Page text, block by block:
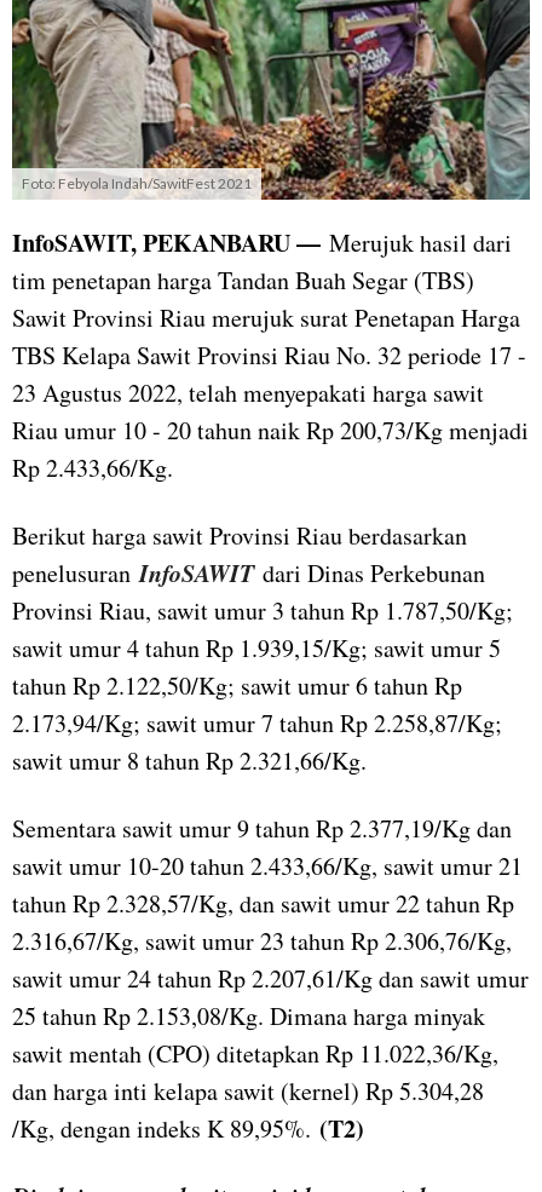
Foto: Febyola Indah/SawitFest 2021
InfoSAWIT, PEKANBARU — Merujuk hasil dari
tim penetapan harga Tandan Buah Segar (TBS)
Sawit Provinsi Riau merujuk surat Penetapan Harga
TBS Kelapa Sawit Provinsi Riau No. 32 periode 17 -
23 Agustus 2022, telah menyepakati harga sawit
Riau umur 10 - 20 tahun naik Rp 200,73/Kg menjadi
Rp 2.433,66/Kg.
Berikut harga sawit Provinsi Riau berdasarkan
penelusuranInfoSAWITdari Dinas Perkebunan
Provinsi Riau, sawit umur 3 tahun Rp 1.787,50/Kg;
sawit umur 4 tahun Rp 1.939,15/Kg; sawit umur 5
tahun Rp 2.122,50/Kg; sawit umur 6 tahun Rp
2.173,94/Kg; sawit umur 7 tahun Rp 2.258,87/Kg;
sawit umur 8 tahun Rp 2.321,66/Kg.
Sementara sawit umur 9 tahun Rp 2.377,19/Kg dan
sawit umur 10-20 tahun 2.433,66/Kg, sawit umur 21
tahun Rp 2.328,57/Kg, dan sawit umur 22 tahun Rp
2.316,67/Kg, sawit umur 23 tahun Rp 2.306,76/Kg,
sawit umur 24 tahun Rp 2.207,61/Kg dan sawit umur
25 tahun Rp 2.153,08/Kg. Dimana harga minyak
sawit mentah (CPO) ditetapkan Rp 11.022,36/Kg,
dan harga inti kelapa sawit (kernel) Rp 5.304,28
/Kg, dengan indeks K 89,95%. (T2)